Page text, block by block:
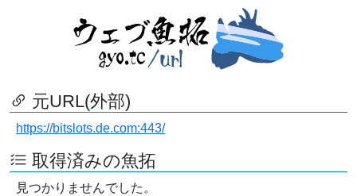
元URL(外部)
https://bitslots.de.com:443/
取得済みの魚拓
見つかりませんでした。